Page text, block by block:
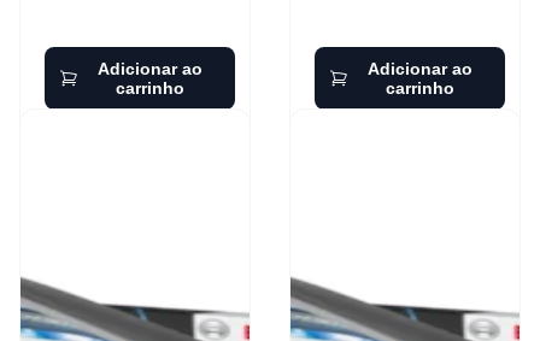
Adicionar ao
carrinho
Adicionar ao
carrinho